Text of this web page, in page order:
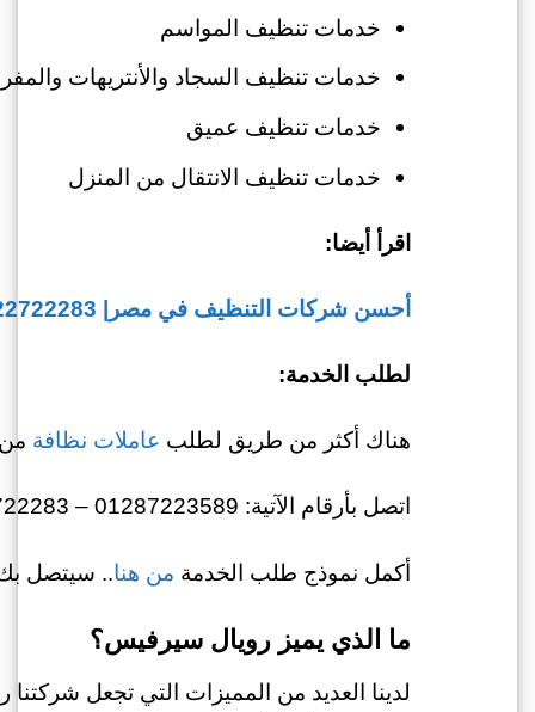
خدمات تنظيف المواسم
خدمات تنظيف السجاد والأنتريهات
خدمات تنظيف عميق
خدمات تنظيف الانتقال من المنزل
اقرأ أيضا:
أحسن شركات التنظيف في مصر| 01022722283 اتصل لخصم مميز
لطلب الخدمة:
هناك أكثر من طريق لطلب عاملات نظافة
اتصل بأرقام الآتية: 01287223589 – 01022722283
أكمل نموذج طلب الخدمة من هنا.. سيتصل بك
ما الذي يميز رويال سيرفيس؟